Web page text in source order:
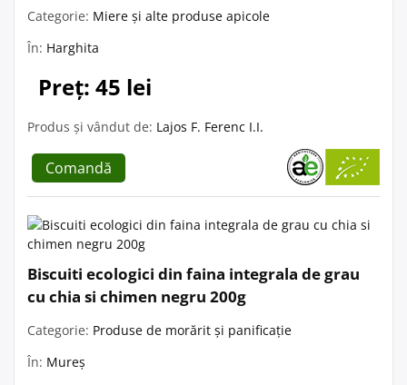
Categorie: Miere și alte produse apicole
În: Harghita
Preț: 45 lei
Produs și vândut de: Lajos F. Ferenc I.I.
Comandă
Biscuiti ecologici din faina integrala de grau
cu chia si chimen negru 200g
Categorie: Produse de morărit și panificație
În: Mureș